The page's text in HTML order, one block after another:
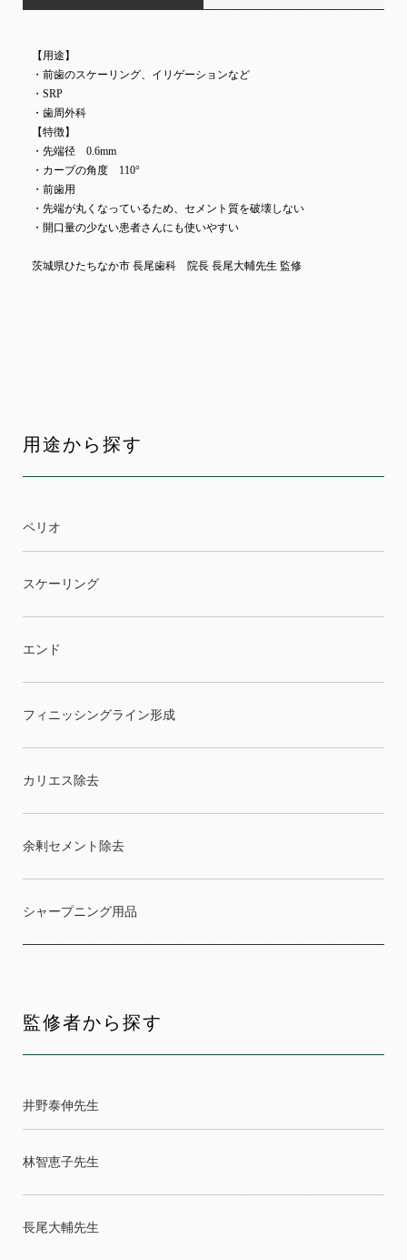
【用途】
・前歯のスケーリング、イリゲーションなど
・SRP
・歯周外科
【特徴】
・先端径 0.6mm
・カーブの角度 110°
・前歯用
・先端が丸くなっているため、セメント質を破壊しない
・開口量の少ない患者さんにも使いやすい
茨城県ひたちなか市 長尾歯科 院長 長尾大輔先生 監修
用途から探す
ペリオ
スケーリング
エンド
フィニッシングライン形成
カリエス除去
余剰セメント除去
シャープニング用品
監修者から探す
井野泰伸先生
林智恵子先生
長尾大輔先生